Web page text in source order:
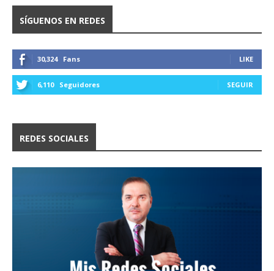
SÍGUENOS EN REDES
30,324 Fans LIKE
6,110 Seguidores SEGUIR
REDES SOCIALES